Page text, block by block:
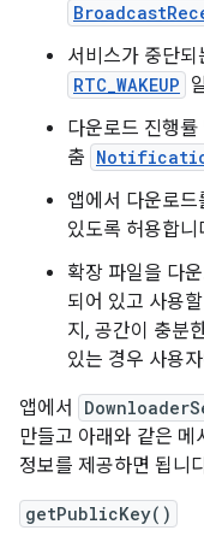
서비스가 중단
RTC_WAKEUP
다운로드 진행
춤
앱에서 다운로
있도록 허용합니
확장 파일을 다
되어 있고 사용
지, 공간이 충분
있는 경우 사용
앱에서
만들고 아래와 같은 메
정보를 제공하면 됩니
getPublicKey()